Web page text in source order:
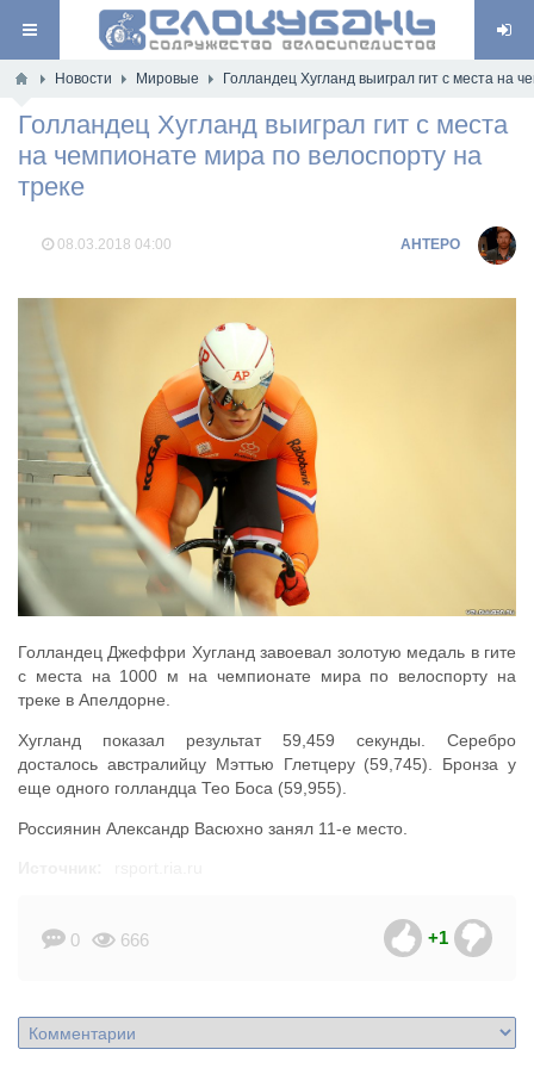
Новости Мировые Голландец Хугланд выиграл гит с места на
Голландец Хугланд выиграл гит с места
на чемпионате мира по велоспорту на
треке
08.03.2018 04:00 AHTEPO
Голландец Джеффри Хугланд завоевал золотую медаль в гите
с места на 1000 м на чемпионате мира по велоспорту на
треке в Апелдорне.
Хугланд показал результат 59,459 секунды. Серебро
досталось австралийцу Мэттью Глетцеру (59,745). Бронза у
еще одного голландца Тео Боса (59,955).
Россиянин Александр Васюхно занял 11-е место.
0 666 +1